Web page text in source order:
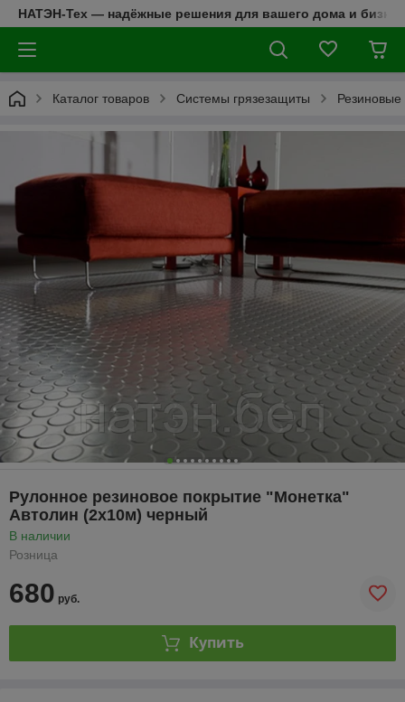
НАТЭН-Тех — надёжные решения для вашего дома и
Каталог товаров Cистемы грязезащиты
Рулонное резиновое покрытие "Монетка"
Автолин (2х10м) черный
В наличии
Розница
680 руб.
Купить